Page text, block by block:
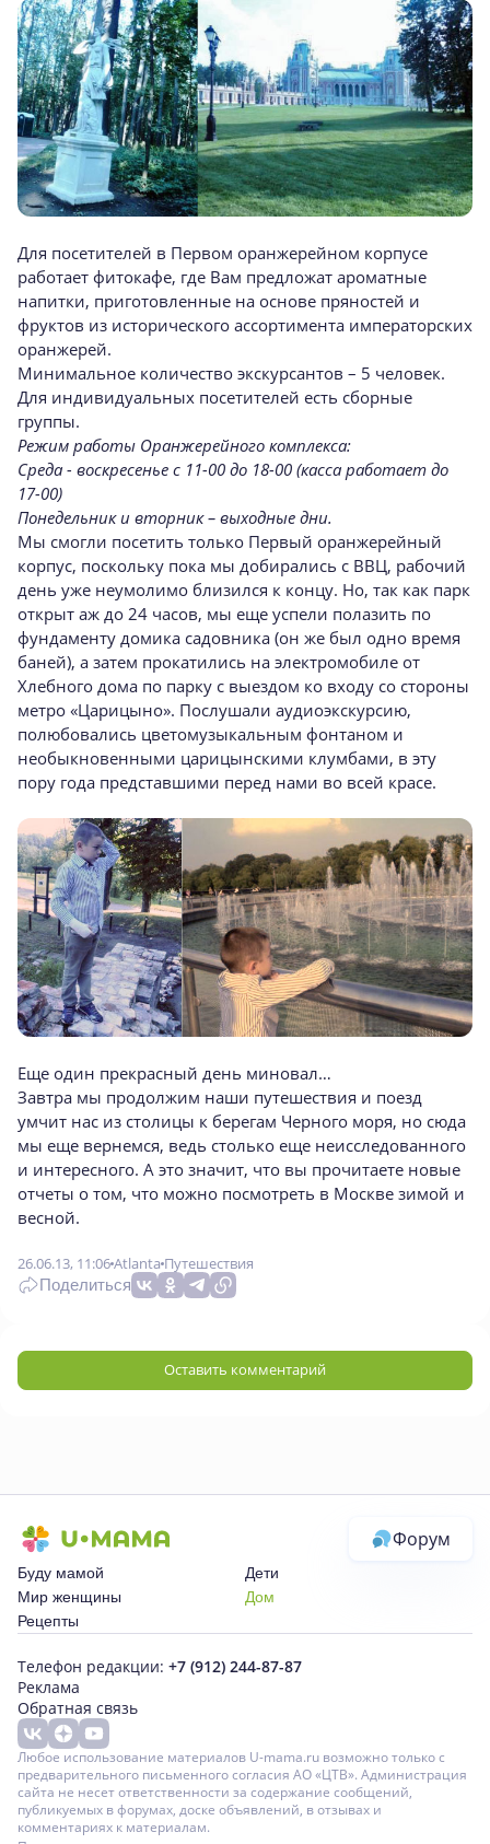
Для посетителей в Первом оранжерейном корпусе
работает фитокафе, где Вам предложат ароматные
напитки, приготовленные на основе пряностей и
фруктов из исторического ассортимента императорских
оранжерей.
Минимальное количество экскурсантов – 5 человек.
Для индивидуальных посетителей есть сборные
группы.
Режим работы Оранжерейного комплекса:
Среда - воскресенье с 11-00 до 18-00 (касса работает до
17-00)
Понедельник и вторник – выходные дни.
Мы смогли посетить только Первый оранжерейный
корпус, поскольку пока мы добирались с ВВЦ, рабочий
день уже неумолимо близился к концу. Но, так как парк
открыт аж до 24 часов, мы еще успели полазить по
фундаменту домика садовника (он же был одно время
баней), а затем прокатились на электромобиле от
Хлебного дома по парку с выездом ко входу со стороны
метро «Царицыно». Послушали аудиоэкскурсию,
полюбовались цветомузыкальным фонтаном и
необыкновенными царицынскими клумбами, в эту
пору года представшими перед нами во всей красе.
Еще один прекрасный день миновал…
Завтра мы продолжим наши путешествия и поезд
умчит нас из столицы к берегам Черного моря, но сюда
мы еще вернемся, ведь столько еще неисследованного
и интересного. А это значит, что вы прочитаете новые
отчеты о том, что можно посмотреть в Москве зимой и
весной.
26.06.13, 11:06Atlanta Путешествия
Поделиться
Оставить комментарий
Форум
Буду мамой
Дети
Мир женщины
Дом
Рецепты
Телефон редакции: +7 (912) 244-87-87
Реклама
Обратная связь
Любое использование материалов U-mama.ru возможно только с
предварительного письменного согласия АО «ЦТВ». Администрация
сайта не несет ответственности за содержание сообщений,
публикуемых в форумах, доске объявлений, в отзывах и
комментариях к материалам.